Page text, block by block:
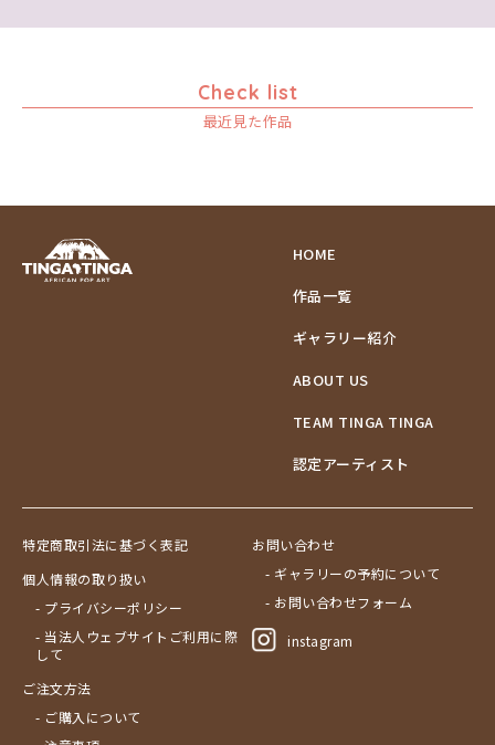
Check list
最近見た作品
HOME
作品一覧
ギャラリー紹介
ABOUT US
TEAM TINGA TINGA
認定アーティスト
特定商取引法に基づく表記
個人情報の取り扱い
- プライバシーポリシー
- 当法人ウェブサイトご利用に際
して
ご注文方法
- ご購入について
お問い合わせ
- ギャラリーの予約について
- お問い合わせフォーム
instagram